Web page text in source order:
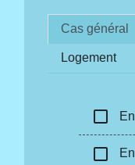
Cas général
Logement
check_box_outline_blank
check_box_outline_blank